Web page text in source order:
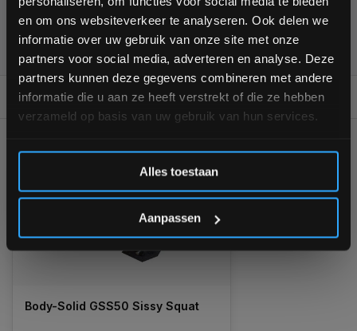
en om ons websiteverkeer te analyseren. Ook delen we
informatie over uw gebruik van onze site met onze
partners voor social media, adverteren en analyse. Deze
partners kunnen deze gegevens combineren met andere
informatie die u aan ze heeft verstrekt of die ze hebben
verzameld op basis van uw gebruik van hun services.
Alles toestaan
Aanpassen
355 customers give us a 4,7/5 at
REVIEWS 0/10
Body-Solid GSS50 Sissy Squat
Schrijf je in voor onze nieuwsbrief om op de hoogte te
blijven over onze nieuwe producten, deals en meer
interessante info. Ontvang 5% korting op je eerstvolgende
aankoop! 😀
Inschrijven
*Verzendkosten vallen buiten de korting